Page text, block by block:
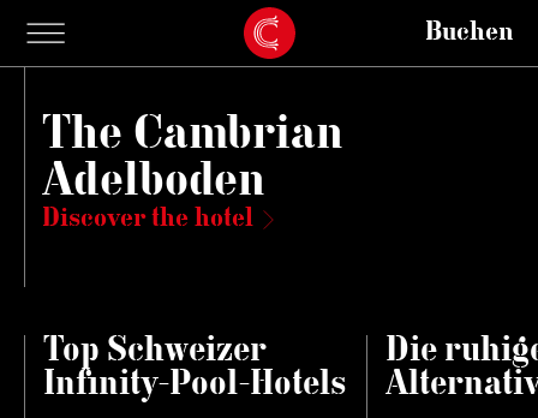
Buchen
The Cambrian
Adelboden
Discover the hotel
Top Schweizer
Infinity-Pool-Hotels
Die